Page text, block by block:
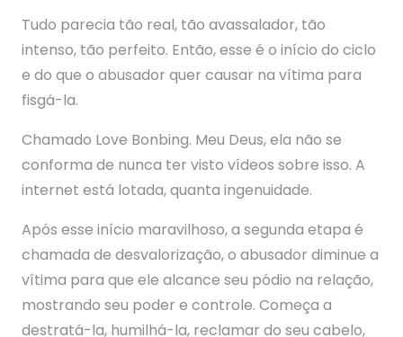
Tudo parecia tão real, tão avassalador, tão
intenso, tão perfeito. Então, esse é o início do ciclo
e do que o abusador quer causar na vítima para
fisgá-la.
Chamado Love Bonbing. Meu Deus, ela não se
conforma de nunca ter visto vídeos sobre isso. A
internet está lotada, quanta ingenuidade.
Após esse início maravilhoso, a segunda etapa é
chamada de desvalorização, o abusador diminue a
vítima para que ele alcance seu pódio na relação,
mostrando seu poder e controle. Começa a
destratá-la, humilhá-la, reclamar do seu cabelo,